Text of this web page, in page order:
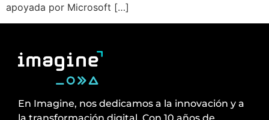
apoyada por Microsoft […]
En Imagine, nos dedicamos a la innovación y a